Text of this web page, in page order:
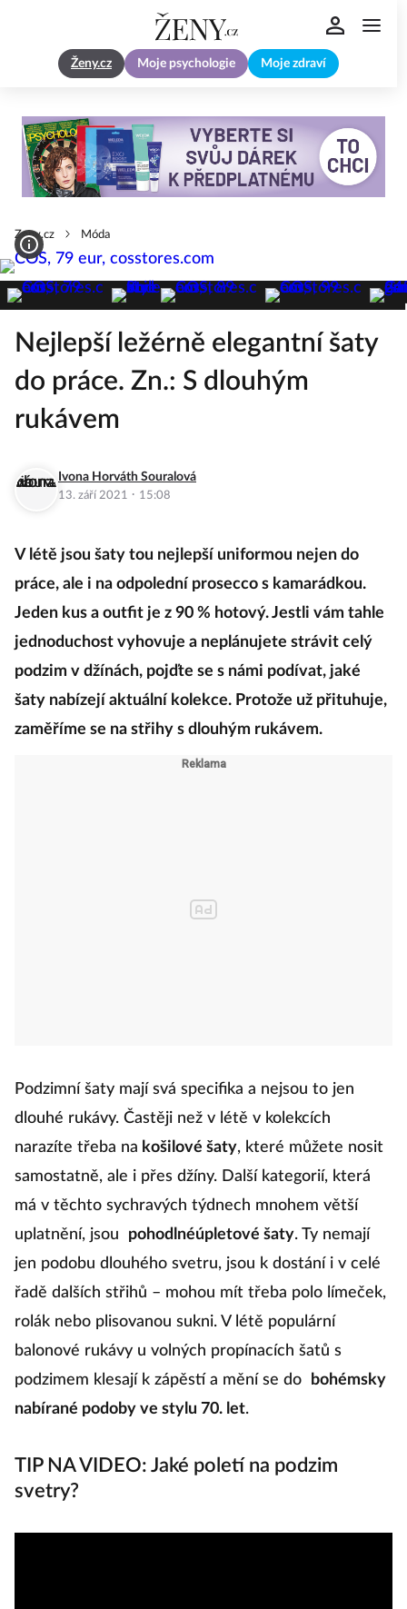
Ženy.cz Moje psychologie Moje zdraví
Zeny.cz Móda
Nejlepší ležérně elegantní šaty
do práce. Zn.: S dlouhým
rukávem
Ivona Horváth Souralová
13. září 2021 · 15:08
V létě jsou šaty tou nejlepší uniformou nejen do
práce, ale i na odpolední prosecco s kamarádkou.
Jeden kus a outfit je z 90 % hotový. Jestli vám tahle
jednoduchost vyhovuje a neplánujete strávit celý
podzim v džínách, pojďte se s námi podívat, jaké
šaty nabízejí aktuální kolekce. Protože už přituhuje,
zaměříme se na střihy s dlouhým rukávem.
Podzimní šaty mají svá specifika a nejsou to jen
dlouhé rukávy. Častěji než v létě v kolekcích
narazíte třeba na košilové šaty, které můžete nosit
samostatně, ale i přes džíny. Další kategorií, která
má v těchto sychravých týdnech mnohem větší
uplatnění, jsou
pohodlnéúpletové šaty. Ty nemají
jen podobu dlouhého svetru, jsou k dostání i v celé
řadě dalších střihů – mohou mít třeba polo límeček,
rolák nebo plisovanou sukni. V létě populární
balonové rukávy u volných propínacích šatů s
podzimem klesají k zápěstí a mění se do
bohémsky
nabírané podoby ve stylu 70. let.
TIP NA VIDEO: Jaké poletí na podzim
svetry?